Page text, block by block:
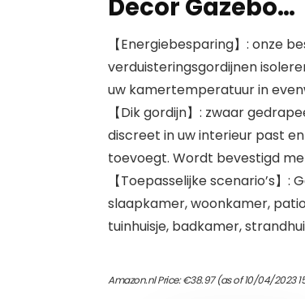
Decor Gazebo…
【Energiebesparing】: onze
verduisteringsgordijnen
uw kamertemperatuur in
【Dik gordijn】: zwaar
discreet in uw interieur past
toevoegt. Wordt bevestigd
【Toepasselijke scenario’s】
slaapkamer, woonkamer,
tuinhuisje, badkamer,
Amazon.nl Price:€38.97(as of 10/04/2023